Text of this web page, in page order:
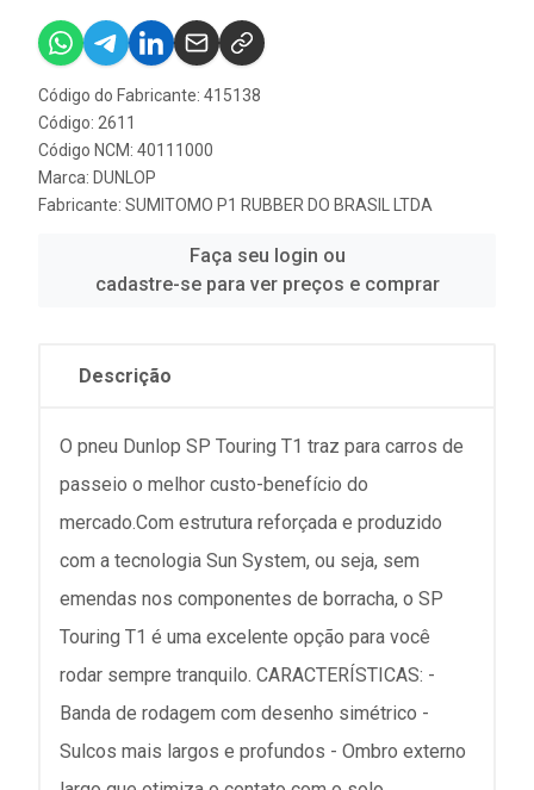
Código do Fabricante: 415138
Código: 2611
Código NCM: 40111000
Marca: DUNLOP
Fabricante: SUMITOMO P1 RUBBER DO BRASIL LTDA
Faça seu login ou
cadastre-se para ver preços e comprar
Descrição
O pneu Dunlop SP Touring T1 traz para carros de
passeio o melhor custo-benefício do
mercado.Com estrutura reforçada e produzido
com a tecnologia Sun System, ou seja, sem
emendas nos componentes de borracha, o SP
Touring T1 é uma excelente opção para você
rodar sempre tranquilo. CARACTERÍSTICAS: -
Banda de rodagem com desenho simétrico -
Sulcos mais largos e profundos - Ombro externo